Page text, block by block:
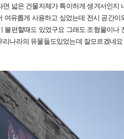
넓은 건물자체가 특이하게 생겨서인
여유롭게 사용하고 싶었는데 전시 공간
불편할때도 있었구요 그래도 조형물이나
나라의 유물들도있었는데 잘모르겠네요